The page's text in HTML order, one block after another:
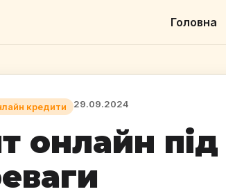
Головна
кредити 29.09.2024
онлайн під